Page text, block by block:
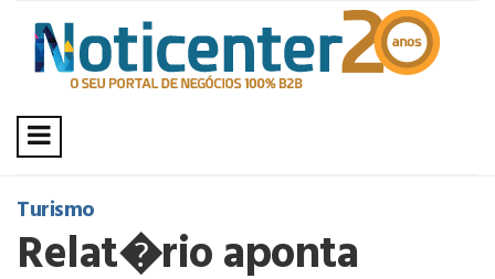
Turismo
Relat�rio aponta